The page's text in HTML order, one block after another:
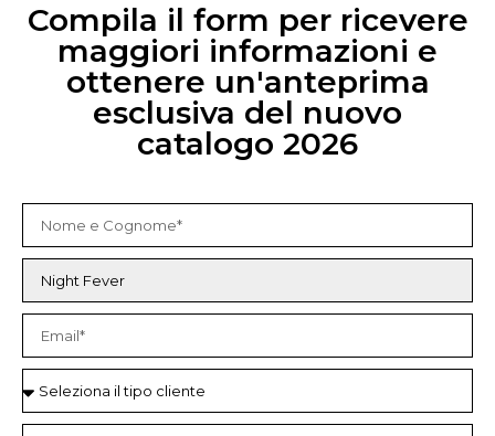
Compila il form per ricevere
maggiori informazioni e
ottenere un'anteprima
esclusiva del nuovo
catalogo 2026